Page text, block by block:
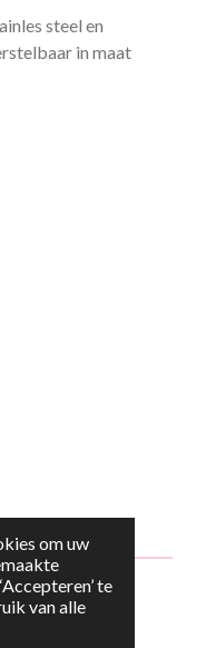
om uw
te
van alle
steel en
in maat